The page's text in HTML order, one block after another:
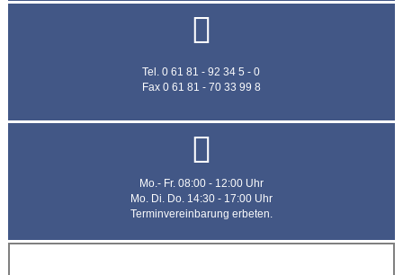
Tel. 0 61 81 - 92 34 5 - 0
Fax 0 61 81 - 70 33 99 8
Mo.- Fr. 08:00 - 12:00 Uhr
Mo. Di. Do. 14:30 - 17:00 Uhr
Terminvereinbarung erbeten.